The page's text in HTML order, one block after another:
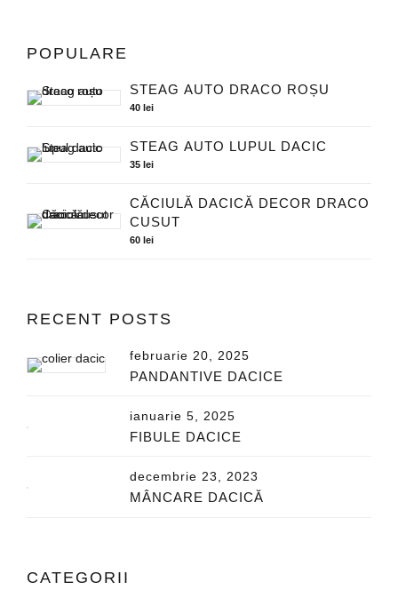
POPULARE
STEAG AUTO DRACO ROȘU
40lei
STEAG AUTO LUPUL DACIC
35lei
CĂCIULĂ DACICĂ DECOR DRACO
CUSUT
60 lei
RECENT POSTS
februarie 20, 2025
PANDANTIVE DACICE
ianuarie 5, 2025
FIBULE DACICE
decembrie 23, 2023
MÂNCARE DACICĂ
CATEGORII